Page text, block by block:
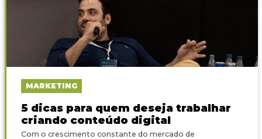
MARKETING
5 dicas para quem deseja trabalhar
criando conteúdo digital
Com o crescimento constante do mercado de